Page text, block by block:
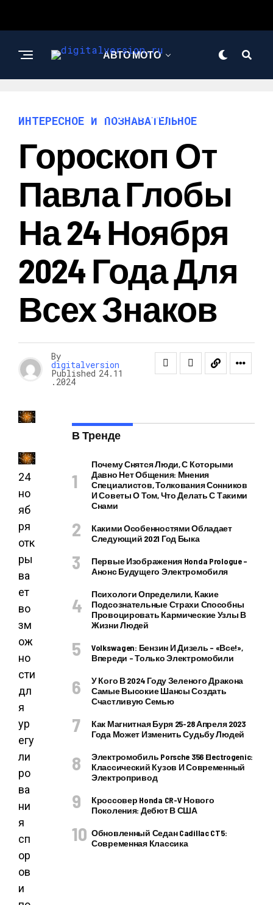
АВТО МОТО
ПОЗНАВАТЕЛЬНОЕ
ИНТЕРЕСНОЕ И ПОЗНАВАТЕЛЬНОЕ
Гороскоп От
Павла Глобы
На 24 Ноября
2024 Года Для
Всех Знаков
By
digitalversion
Published 24.11
.2024
24
но
яб
ря
отк
ры
ва
ет
во
зм
ож
но
сти
дл
я
ур
егу
ли
ро
ва
ни
я
сп
ор
ов
и
В Тренде
Почему Снятся Люди, С Которыми
Давно Нет Общения: Мнения
Специалистов, Толкования Сонников
И Советы О Том, Что Делать С Такими
Снами
Какими Особенностями Обладает
Следующий 2021 Год Быка
Первые Изображения Honda Prologue –
Анонс Будущего Электромобиля
Психологи Определили, Какие
Подсознательные Страхи Способны
Провоцировать Кармические Узлы В
Жизни Людей
Volkswagen: Бензин И Дизель – «все!»,
Впереди – Только Электромобили
У Кого В 2024 Году Зеленого Дракона
Самые Высокие Шансы Создать
Счастливую Семью
Как Магнитная Буря 25-28 Апреля 2023
Года Может Изменить Судьбу Людей
Электромобиль Porsche 356 Electrogenic:
Классический Кузов И Современный
Электропривод
Кроссовер Honda CR-V Нового
Поколения: Дебют В США
Обновленный Седан Cadillac CT5:
Современная Классика